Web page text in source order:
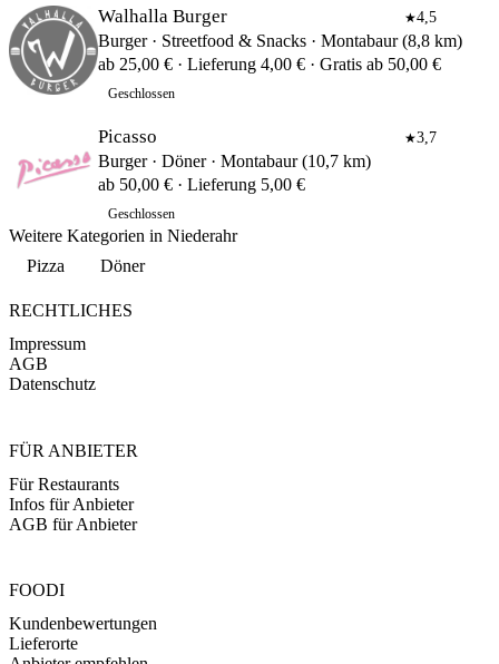
Walhalla Burger ★4,5
Burger · Streetfood & Snacks · Montabaur (8,8 km)
ab 25,00 € · Lieferung 4,00 € · Gratis ab 50,00 €
Geschlossen
Picasso ★3,7
Burger · Döner · Montabaur (10,7 km)
ab 50,00 € · Lieferung 5,00 €
Geschlossen
Weitere Kategorien in Niederahr
Pizza
Döner
RECHTLICHES
Impressum
AGB
Datenschutz
FÜR ANBIETER
Für Restaurants
Infos für Anbieter
AGB für Anbieter
FOODI
Kundenbewertungen
Lieferorte